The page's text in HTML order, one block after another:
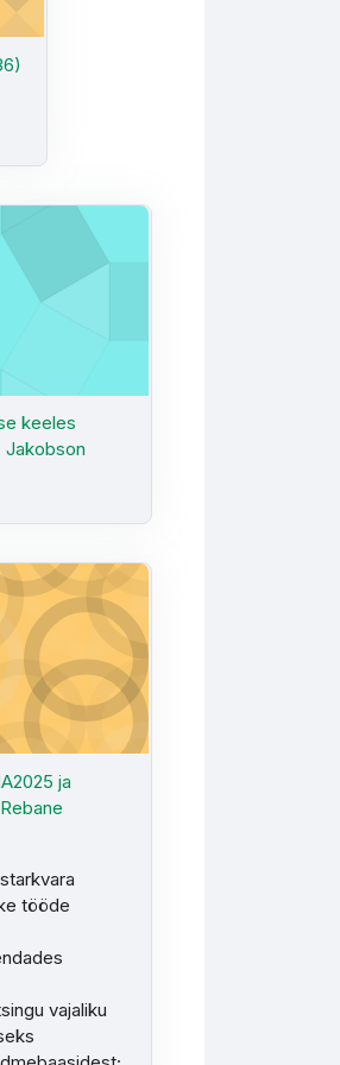
keeles (MMÕ003) KMA2023 - S.
keeles
ja KMA2025 (RKE094) - M.
ja
tööde
vajaliku